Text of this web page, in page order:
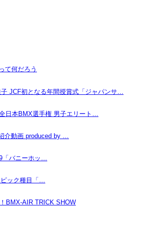
て何だろう
JCF初となる年間授賞式「ジャパンサ…
日本BMX選手権 男子エリート…
介動画 produced by …
「バニーホッ…
ック種目「…
BMX-AIR TRICK SHOW